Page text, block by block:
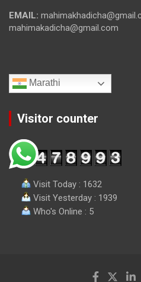
EMAIL:
mahimakadicha@gmail.com
Marathi
Visitor counter
Visit Today : 1632
Visit Yesterday : 1939
Who's Online : 5